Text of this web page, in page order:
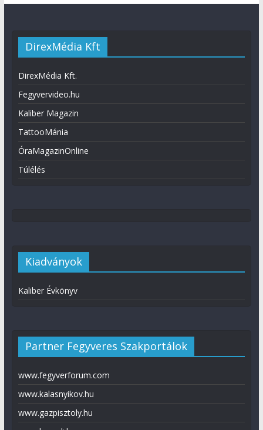
DirexMédia Kft
DirexMédia Kft.
Fegyvervideo.hu
Kaliber Magazin
TattooMánia
ÓraMagazinOnline
Túlélés
Kiadványok
Kaliber Évkönyv
Partner Fegyveres Szakportálok
www.fegyverforum.com
www.kalasnyikov.hu
www.gazpisztoly.hu